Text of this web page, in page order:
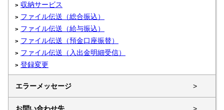
収納サービス
ファイル伝送（総合振込）
ファイル伝送（給与振込）
ファイル伝送（預金口座振替）
ファイル伝送（入出金明細受信）
登録変更
エラーメッセージ >